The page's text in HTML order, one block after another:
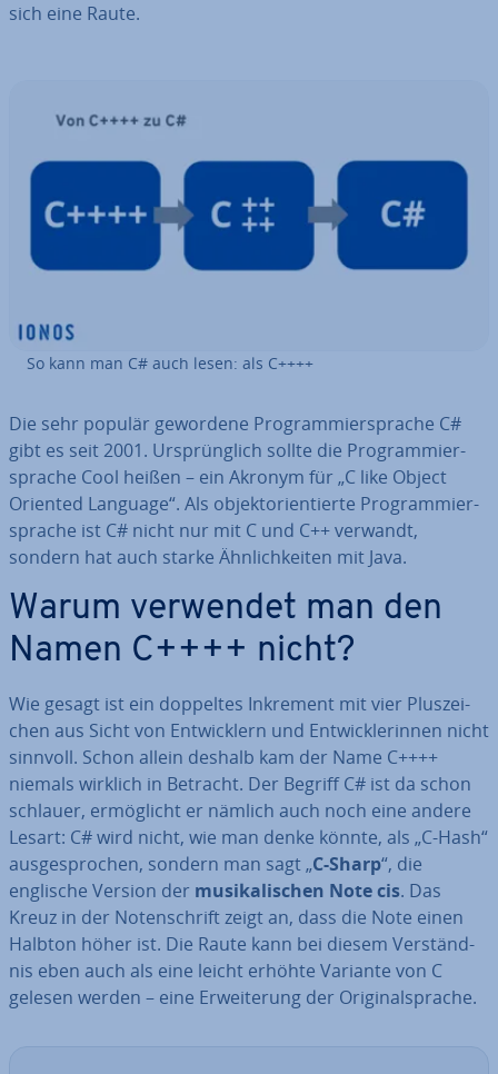
sich eine Raute.
So kann man C# auch lesen: als C++++
Die sehr populär gewordene Pro­gram­mier­spra­che C#
gibt es seit 2001. Ur­sprüng­lich sollte die Pro­gram­mier­
spra­che Cool heißen – ein Akronym für „C like Object
Oriented Language“. Als ob­jekt­ori­en­tier­te Pro­gram­mier­
spra­che ist C# nicht nur mit C und C++ verwandt,
sondern hat auch starke Ähn­lich­kei­ten mit Java.
Warum verwendet man den
Namen C++++ nicht?
Wie gesagt ist ein doppeltes Inkrement mit vier Plus­zei­
chen aus Sicht von Ent­wick­lern und Ent­wick­le­rin­nen nicht
sinnvoll. Schon allein deshalb kam der Name C++++
niemals wirklich in Betracht. Der Begriff C# ist da schon
schlauer, er­mög­licht er nämlich auch noch eine andere
Lesart: C# wird nicht, wie man denke könnte, als „C-Hash“
aus­ge­spro­chen, sondern man sagt „C-Sharp“, die
englische Version der mu­si­ka­li­schen Note cis. Das
Kreuz in der No­ten­schrift zeigt an, dass die Note einen
Halbton höher ist. Die Raute kann bei diesem Ver­ständ­
nis eben auch als eine leicht erhöhte Variante von C
gelesen werden – eine Er­wei­te­rung der Ori­gi­nal­spra­che.